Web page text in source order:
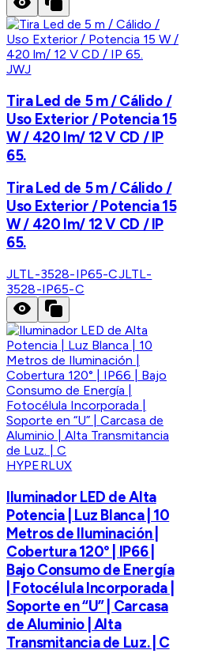
JWJ
Tira Led de 5 m / Cálido /
Uso Exterior / Potencia 15
W / 420 lm/ 12 V CD / IP
65.
Tira Led de 5 m / Cálido /
Uso Exterior / Potencia 15
W / 420 lm/ 12 V CD / IP
65.
JLTL-3528-IP65-CJLTL-
3528-IP65-C
HYPERLUX
Iluminador LED de Alta
Potencia | Luz Blanca | 10
Metros de Iluminación |
Cobertura 120° | IP66 |
Bajo Consumo de Energía
| Fotocélula Incorporada |
Soporte en “U” | Carcasa
de Aluminio | Alta
Transmitancia de Luz. | C